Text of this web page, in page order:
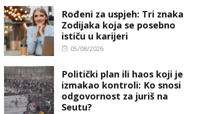
Rođeni za uspjeh: Tri znaka
Zodijaka koja se posebno
ističu u karijeri
Posted
05/08/2026
Politički plan ili haos koji je
izmakao kontroli: Ko snosi
odgovornost za juriš na
Seutu?